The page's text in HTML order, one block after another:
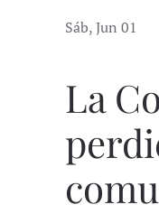
Sáb, Jun 01
La